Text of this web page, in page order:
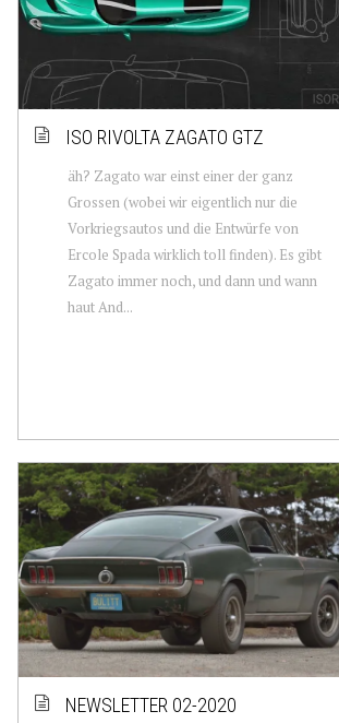
ISO RIVOLTA ZAGATO GTZ
äh? Zagato war einst einer der ganz
Grossen (wobei wir eigentlich nur die
Vorkriegsautos und die Entwürfe von
Ercole Spada wirklich toll finden). Es gibt
Zagato immer noch, und dann und wann
haut And...
NEWSLETTER 02-2020